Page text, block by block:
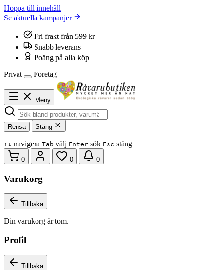
Hoppa till innehåll
Se aktuella kampanjer
Fri frakt från 599 kr
Snabb leverans
Poäng på alla köp
Privat
Företag
Meny
Rensa Stäng
↑ ↓ navigera Tab välj Enter sök Esc stäng
0 0 0
Varukorg
Tillbaka
Din varukorg är tom.
Profil
Tillbaka